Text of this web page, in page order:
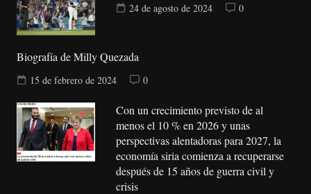
24 de agosto de 2024 0
Biografía de Milly Quezada
15 de febrero de 2024 0
Con un crecimiento previsto de al
menos el 10 % en 2026 y unas
perspectivas alentadoras para 2027, la
economía siria comienza a recuperarse
después de 15 años de guerra civil y
crisis